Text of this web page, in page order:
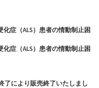
症（ALS）患者の情動制止困
症（ALS）患者の情動制止困
了により販売終了いたしまし